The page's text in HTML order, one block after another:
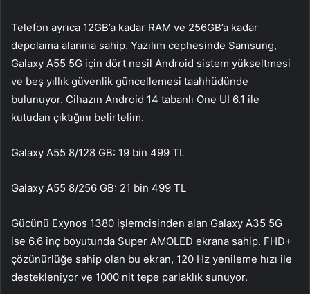
Telefon ayrıca 12GB’a kadar RAM ve 256GB’a kadar
depolama alanına sahip. Yazılım cephesinde Samsung,
Galaxy A55 5G için dört nesil Android sistem yükseltmesi
ve beş yıllık güvenlik güncellemesi taahhüdünde
bulunuyor. Cihazın Android 14 tabanlı One UI 6.1 ile
kutudan çıktığını belirtelim.
Galaxy A55 8/128 GB: 19 bin 499 TL
Galaxy A55 8/256 GB: 21 bin 499 TL
Gücünü Exynos 1380 işlemcisinden alan Galaxy A35 5G
ise 6.6 inç boyutunda Super AMOLED ekrana sahip. FHD+
çözünürlüğe sahip olan bu ekran, 120 Hz yenileme hızı ile
destekleniyor ve 1000 nit tepe parlaklık sunuyor.